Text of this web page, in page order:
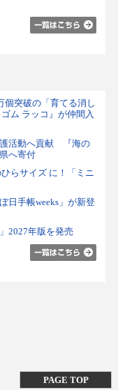
突破の「育てる消し
ム ラッコ』が仲間入
護活動へ貢献 『海の
へ寄付
らサイズ に！「ミニ
日手帳weeks」が新登
2027年版を発売
PAGE TOP